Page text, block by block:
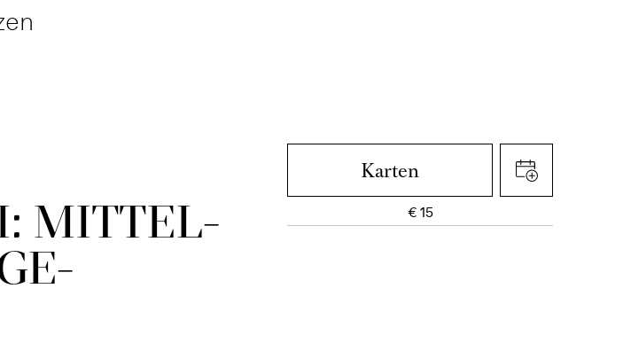
MITTEL­
Karten
€ 15